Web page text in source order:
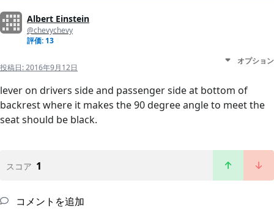
Albert Einstein
@chevychevy
評価: 13
投稿日:2016年9月12日
オプション
lever on drivers side and passenger side at bottom of
backrest where it makes the 90 degree angle to meet the
seat should be black.
スコア 1
コメントを追加